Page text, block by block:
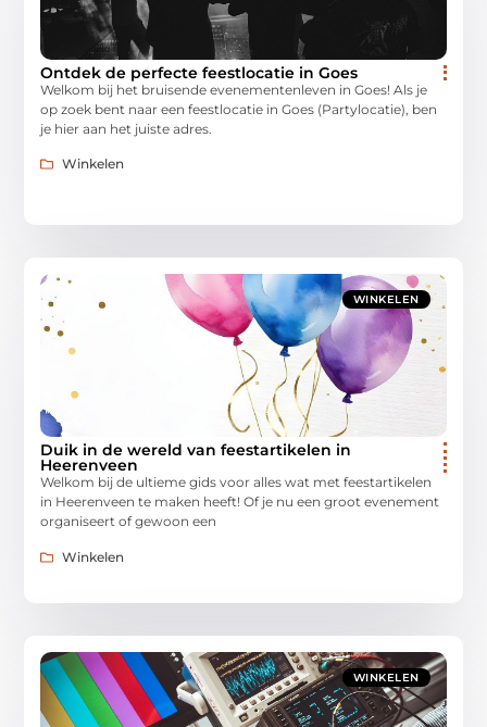
Ontdek de perfecte feestlocatie in Goes
Welkom bij het bruisende evenementenleven in Goes! Als je
op zoek bent naar een feestlocatie in Goes (Partylocatie), ben
je hier aan het juiste adres.
Winkelen
WINKELEN
Duik in de wereld van feestartikelen in
Heerenveen
Welkom bij de ultieme gids voor alles wat met feestartikelen
in Heerenveen te maken heeft! Of je nu een groot evenement
organiseert of gewoon een
Winkelen
WINKELEN